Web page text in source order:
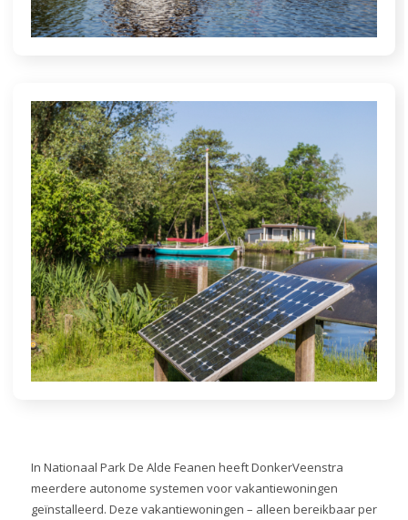
In Nationaal Park De Alde Feanen heeft DonkerVeenstra
meerdere autonome systemen voor vakantiewoningen
geïnstalleerd. Deze vakantiewoningen – alleen bereikbaar per